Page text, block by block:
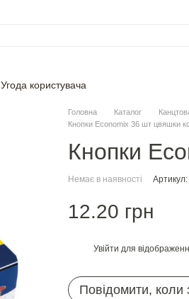
Угода користувача
Головна Каталог
Кнопки Economix 36 шт цвяшки
Кнопки
Немає в наявності
12.20 грн
Увійти для
Повідомити, коли